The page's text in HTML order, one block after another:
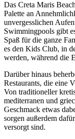
Das Creta Maris
Palette an
unvergesslichen
Swimmingpools gibt
Spaß für die ganze
es den Kids Club, in
werden, während die
Darüber hinaus
Restaurants, die eine
Von traditioneller
mediterranen und
Geschmack etwas
sorgen außerdem
versorgt sind.